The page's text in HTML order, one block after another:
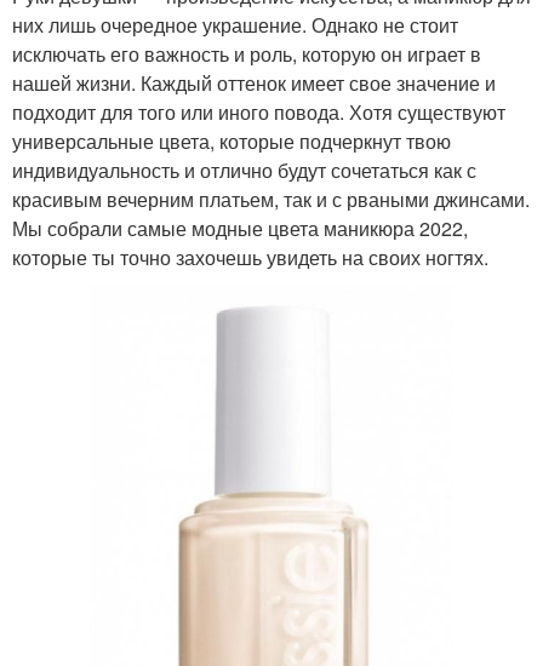
них лишь очередное украшение. Однако не стоит
исключать его важность и роль, которую он играет в
нашей жизни. Каждый оттенок имеет свое значение и
подходит для того или иного повода. Хотя существуют
универсальные цвета, которые подчеркнут твою
индивидуальность и отлично будут сочетаться как с
красивым вечерним платьем, так и с рваными джинсами.
Мы собрали самые модные цвета маникюра 2022,
которые ты точно захочешь увидеть на своих ногтях.